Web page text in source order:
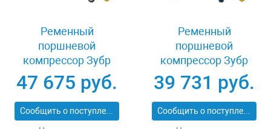
Ременный
поршневой
компрессор Зубр
ЭКСПЕРТ ЗКПМ-440-
100-Р-2.2
47 675 руб.
Сообщить о поступлении
Ременный
поршневой
компрессор Зубр
ЭКСПЕРТ ЗКПМ-440-
50-Р-2.2
39 731 руб.
Сообщить о поступлении